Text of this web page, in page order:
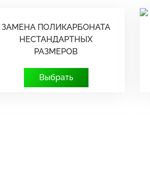
ЗАМЕНА ПОЛИКАРБОНАТА
НЕСТАНДАРТНЫХ
РАЗМЕРОВ
Выбрать